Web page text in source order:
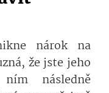
nárok na
že jste jeho
následně